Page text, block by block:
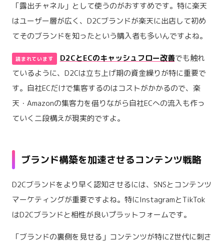
「露出チャネル」として使うのがおすすめです。特に楽天
はユーザー層が広く、D2Cブランドが楽天に出店して初め
てそのブランドを知ったという購入者も多いんですよね。
D2CとECのキャッシュフロー改善でも触れ
ているように、D2Cは立ち上げ期の資金繰りが特に重要で
す。自社ECだけで集客するのはコストがかかるので、楽
天・Amazonの集客力を借りながら自社ECへの流入も作っ
ていく二段構えが現実的ですよ。
ブランド構築を加速させるコンテンツ戦略
D2Cブランドをより早く認知させるには、SNSとコンテンツ
マーケティングが重要ですよね。特にInstagramとTikTok
はD2Cブランドと相性が良いプラットフォームです。
「ブランドの裏側を見せる」コンテンツが特にZ世代に刺さ